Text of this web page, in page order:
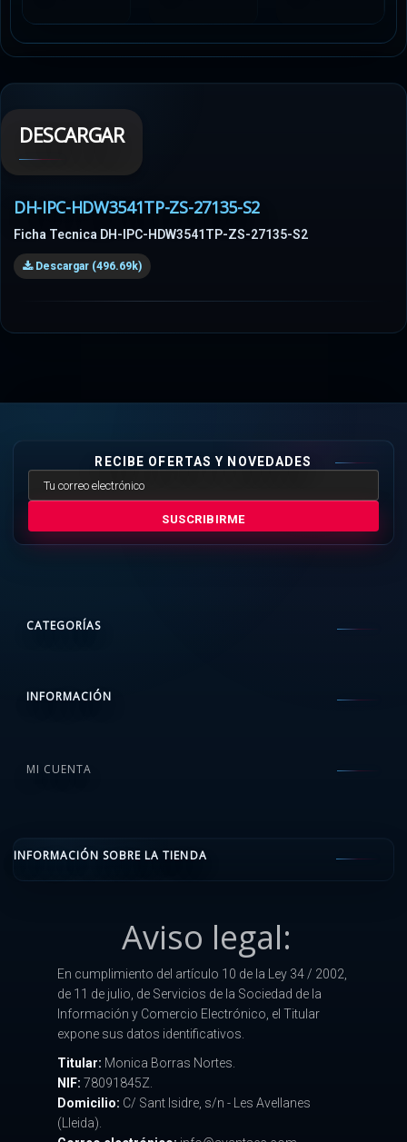
DESCARGAR
DH-IPC-HDW3541TP-ZS-27135-S2
Ficha Tecnica DH-IPC-HDW3541TP-ZS-27135-S2
Descargar (496.69k)
RECIBE OFERTAS Y NOVEDADES
SUSCRIBIRME
CATEGORÍAS
INFORMACIÓN
MI CUENTA
INFORMACIÓN SOBRE LA TIENDA
Aviso legal:
En cumplimiento del artículo 10 de la Ley 34 / 2002,
de 11 de julio, de Servicios de la Sociedad de la
Información y Comercio Electrónico, el Titular
expone sus datos identificativos.
Titular: Monica Borras Nortes.
NIF: 78091845Z.
Domicilio: C/ Sant Isidre, s/n - Les Avellanes
(Lleida).